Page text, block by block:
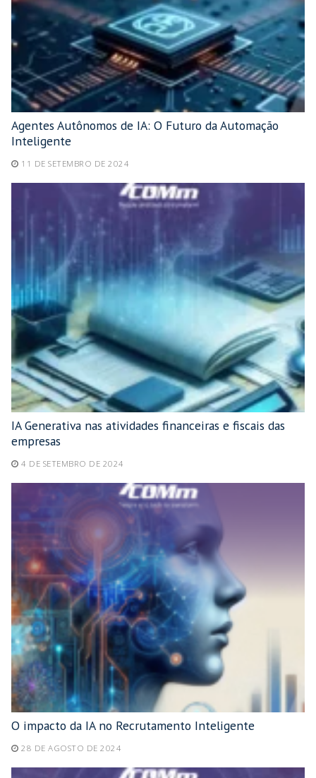
Agentes Autônomos de IA: O Futuro da Automação
Inteligente
11 DE SETEMBRO DE 2024
IA Generativa nas atividades financeiras e fiscais das
empresas
4 DE SETEMBRO DE 2024
O impacto da IA no Recrutamento Inteligente
28 DE AGOSTO DE 2024